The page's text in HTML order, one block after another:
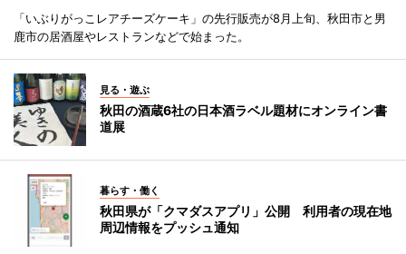
「いぶりがっこレアチーズケーキ」の先行販売が8月上旬、秋田市と男
鹿市の居酒屋やレストランなどで始まった。
見る・遊ぶ
秋田の酒蔵6社の日本酒ラベル題材にオンライン書
道展
暮らす・働く
秋田県が「クマダスアプリ」公開 利用者の現在地
周辺情報をプッシュ通知